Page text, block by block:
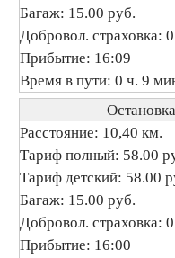
Багаж: 15.00 руб.
Добровол. страховка:
Прибытие: 16:09
Время в пути: 0 ч. 9
Остановка
Расстояние: 10,40 км.
Тариф полный: 58.00
Тариф детский: 58.00
Багаж: 15.00 руб.
Добровол. страховка:
Прибытие: 16:00